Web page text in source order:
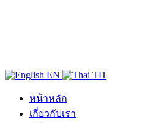
EN TH
หน้าหลัก
เกี่ยวกับเรา